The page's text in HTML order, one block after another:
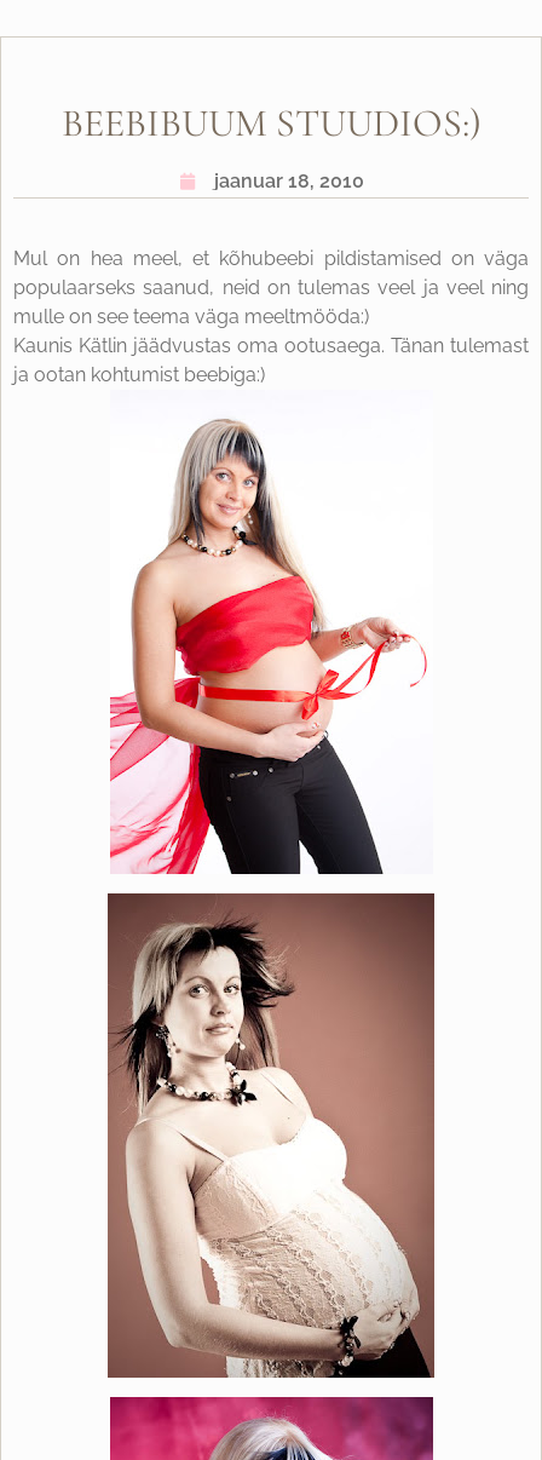
BEEBIBUUM STUUDIOS:)
jaanuar 18, 2010
Mul on hea meel, et kõhubeebi pildistamised on väga
populaarseks saanud, neid on tulemas veel ja veel ning
mulle on see teema väga meeltmööda:)
Kaunis Kätlin jäädvustas oma ootusaega. Tänan tulemast
ja ootan kohtumist beebiga:)